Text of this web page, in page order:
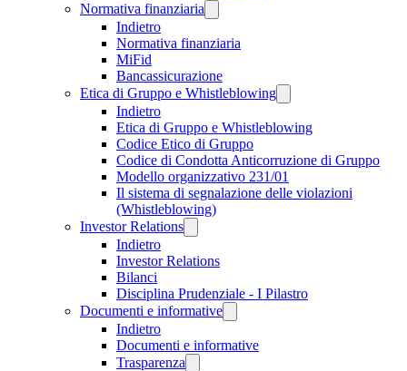
Normativa finanziaria
Indietro
Normativa finanziaria
MiFid
Bancassicurazione
Etica di Gruppo e Whistleblowing
Indietro
Etica di Gruppo e Whistleblowing
Codice Etico di Gruppo
Codice di Condotta Anticorruzione di Gruppo
Modello organizzativo 231/01
Il sistema di segnalazione delle violazioni
(Whistleblowing)
Investor Relations
Indietro
Investor Relations
Bilanci
Disciplina Prudenziale - I Pilastro
Documenti e informative
Indietro
Documenti e informative
Trasparenza